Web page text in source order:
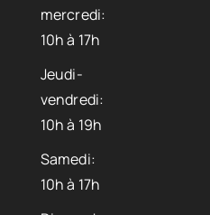
mercredi:
10h à 17h
Jeudi-
vendredi:
10h à 19h
Samedi:
10h à 17h